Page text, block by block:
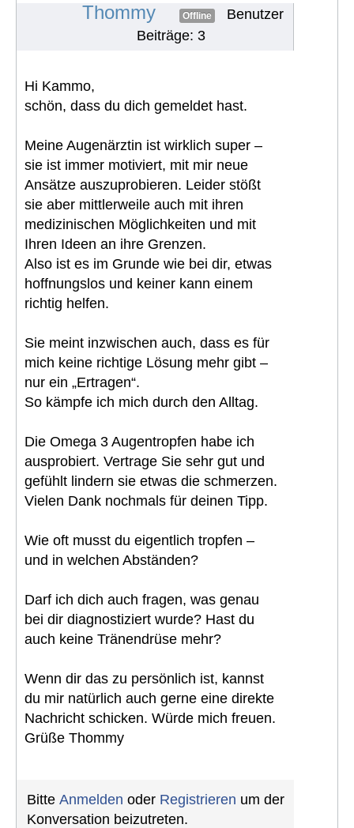
Thommy Offline
Benutzer
Beiträge: 3
Hi Kammo,
schön, dass du dich gemeldet hast.
Meine Augenärztin ist wirklich super –
sie ist immer motiviert, mit mir neue
Ansätze auszuprobieren. Leider stößt
sie aber mittlerweile auch mit ihren
medizinischen Möglichkeiten und mit
Ihren Ideen an ihre Grenzen.
Also ist es im Grunde wie bei dir, etwas
hoffnungslos und keiner kann einem
richtig helfen.
Sie meint inzwischen auch, dass es für
mich keine richtige Lösung mehr gibt –
nur ein „Ertragen“.
So kämpfe ich mich durch den Alltag.
Die Omega 3 Augentropfen habe ich
ausprobiert. Vertrage Sie sehr gut und
gefühlt lindern sie etwas die schmerzen.
Vielen Dank nochmals für deinen Tipp.
Wie oft musst du eigentlich tropfen –
und in welchen Abständen?
Darf ich dich auch fragen, was genau
bei dir diagnostiziert wurde? Hast du
auch keine Tränendrüse mehr?
Wenn dir das zu persönlich ist, kannst
du mir natürlich auch gerne eine direkte
Nachricht schicken. Würde mich freuen.
Grüße Thommy
Bitte Anmelden oder Registrieren um der
Konversation beizutreten.